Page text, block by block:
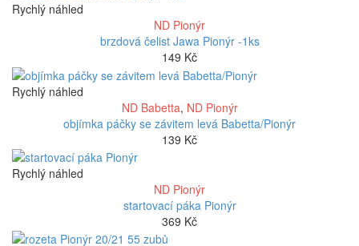
Rychlý náhled
ND Pionýr
brzdová čelist Jawa Pionýr -1ks
149 Kč
Rychlý náhled
ND Babetta, ND Pionýr
objímka páčky se závitem levá Babetta/Pionýr
139 Kč
Rychlý náhled
ND Pionýr
startovací páka Pionýr
369 Kč